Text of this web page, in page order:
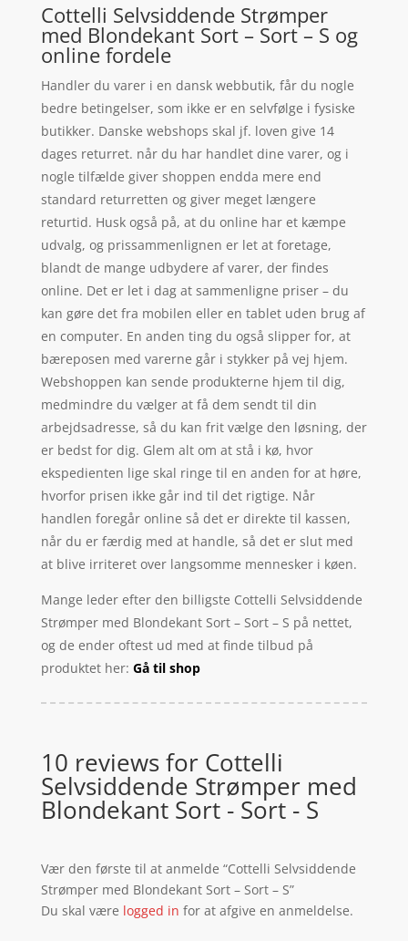
Cottelli Selvsiddende Strømper
med Blondekant Sort – Sort – S og
online fordele
Handler du varer i en dansk webbutik, får du nogle
bedre betingelser, som ikke er en selvfølge i fysiske
butikker. Danske webshops skal jf. loven give 14
dages returret. når du har handlet dine varer, og i
nogle tilfælde giver shoppen endda mere end
standard returretten og giver meget længere
returtid. Husk også på, at du online har et kæmpe
udvalg, og prissammenlignen er let at foretage,
blandt de mange udbydere af varer, der findes
online. Det er let i dag at sammenligne priser – du
kan gøre det fra mobilen eller en tablet uden brug af
en computer. En anden ting du også slipper for, at
bæreposen med varerne går i stykker på vej hjem.
Webshoppen kan sende produkterne hjem til dig,
medmindre du vælger at få dem sendt til din
arbejdsadresse, så du kan frit vælge den løsning, der
er bedst for dig. Glem alt om at stå i kø, hvor
ekspedienten lige skal ringe til en anden for at høre,
hvorfor prisen ikke går ind til det rigtige. Når
handlen foregår online så det er direkte til kassen,
når du er færdig med at handle, så det er slut med
at blive irriteret over langsomme mennesker i køen.
Mange leder efter den billigste Cottelli Selvsiddende
Strømper med Blondekant Sort – Sort – S på nettet,
og de ender oftest ud med at finde tilbud på
produktet her: Gå til shop
10 reviews for Cottelli
Selvsiddende Strømper med
Blondekant Sort - Sort - S
Vær den første til at anmelde “Cottelli Selvsiddende
Strømper med Blondekant Sort – Sort – S”
Du skal være logged in for at afgive en anmeldelse.